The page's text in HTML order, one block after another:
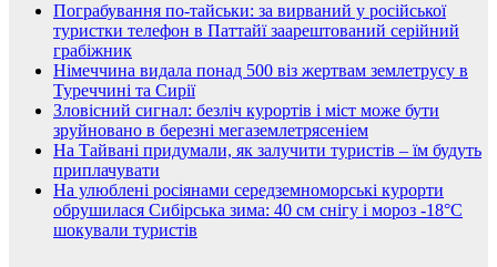
Пограбування по-тайськи: за вирваний у російської
туристки телефон в Паттайї заарештований серійний
грабіжник
Німеччина видала понад 500 віз жертвам землетрусу в
Туреччині та Сирії
Зловісний сигнал: безліч курортів і міст може бути
зруйновано в березні мегаземлетрясеніем
На Тайвані придумали, як залучити туристів – їм будуть
приплачувати
На улюблені росіянами середземноморські курорти
обрушилася Сибірська зима: 40 см снігу і мороз -18°C
шокували туристів